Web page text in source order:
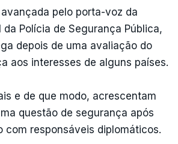
pelo porta-voz da
da Polícia de Segurança Pública,
depois de uma avaliação do
aos interesses de alguns países.
e de que modo, acrescentam
questão de segurança após
com responsáveis diplomáticos.